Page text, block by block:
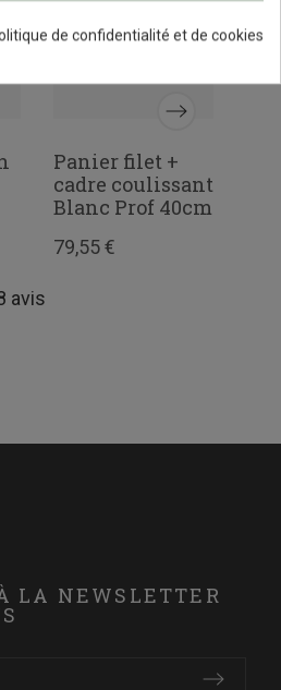
avis
Panier filet +
cadre coulissant
Blanc Prof 40cm
79,55 €
LA NEWSLETTER
de confidentialité et de cookies